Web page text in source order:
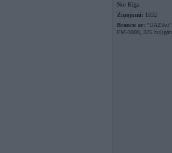
No: Rīga
Ziņojumi: 1832
Braucu ar: "UAZiku"
FM-3000, 325